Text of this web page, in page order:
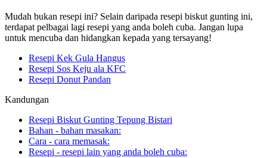
Mudah bukan resepi ini? Selain daripada resepi biskut gunting ini,
terdapat pelbagai lagi resepi yang anda boleh cuba. Jangan lupa
untuk mencuba dan hidangkan kepada yang tersayang!
Resepi Kek Gula Hangus
Resepi Sos Keju ala KFC
Resepi Donut Pandan
Kandungan
Resepi Biskut Gunting Tepung Bistari
Bahan - bahan masakan:
Cara - cara memasak:
Resepi - resepi lain yang anda boleh cuba: